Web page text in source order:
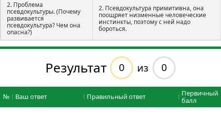
2. Проблема
псевдокультуры. (Почему
развивается
псевдокультура? Чем она
опасна?)
2. Псевдокультура примитивна, она
поощряет низменные человеческие
инстинкты, поэтому с ней надо
бороться.
Результат 0 из 0
№ Ваш ответ Правильный ответ
Первичный
балл